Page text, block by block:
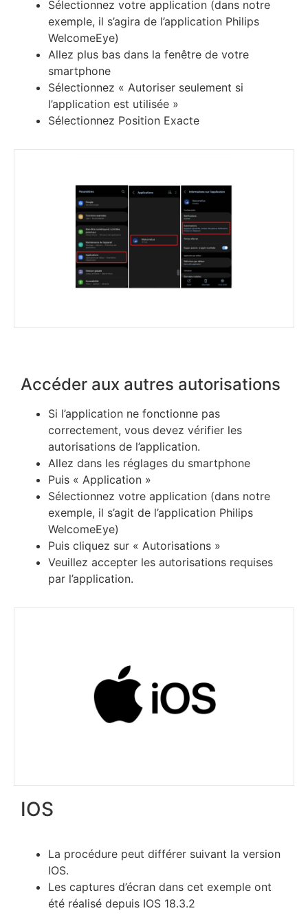
Sélectionnez votre application (dans notre
exemple, il s’agira de l’application Philips
WelcomeEye)
Allez plus bas dans la fenêtre de votre
smartphone
Sélectionnez « Autoriser seulement si
l’application est utilisée »
Sélectionnez Position Exacte
Accéder aux autres autorisations
Si l’application ne fonctionne pas
correctement, vous devez vérifier les
autorisations de l’application.
Allez dans les réglages du smartphone
Puis « Application »
Sélectionnez votre application (dans notre
exemple, il s’agit de l’application Philips
WelcomeEye)
Puis cliquez sur « Autorisations »
Veuillez accepter les autorisations requises
par l’application.
IOS
La procédure peut différer suivant la version
IOS.
Les captures d’écran dans cet exemple ont
été réalisé depuis IOS 18.3.2